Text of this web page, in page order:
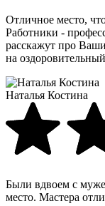
Отличное место,
Работники -
расскажут про
на
Наталья Костина
Были вдвоем с
место. Мастера